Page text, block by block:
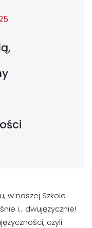
w naszej Szkole
i… dwujęzycznie!
czyli